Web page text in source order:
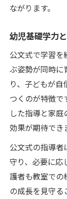
ながります。
幼児基礎学力
公文式で学習を
ぶ姿勢が同時に
り、子どもが
つくのが特徴で
した指導と家
効果が期待でき
公文式の指導
守り、必要に応
護者も教室での
の成長を見守る